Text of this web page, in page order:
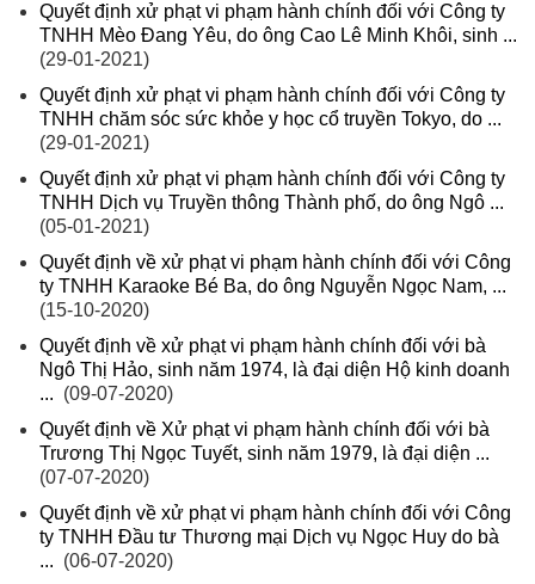
Quyết định xử phạt vi phạm hành chính đối với Công ty
TNHH Mèo Đang Yêu, do ông Cao Lê Minh Khôi, sinh ...
(29-01-2021)
Quyết định xử phạt vi phạm hành chính đối với Công ty
TNHH chăm sóc sức khỏe y học cổ truyền Tokyo, do ...
(29-01-2021)
Quyết định xử phạt vi phạm hành chính đối với Công ty
TNHH Dịch vụ Truyền thông Thành phố, do ông Ngô ...
(05-01-2021)
Quyết định về xử phạt vi phạm hành chính đối với Công
ty TNHH Karaoke Bé Ba, do ông Nguyễn Ngọc Nam, ...
(15-10-2020)
Quyết định về xử phạt vi phạm hành chính đối với bà
Ngô Thị Hảo, sinh năm 1974, là đại diện Hộ kinh doanh
... (09-07-2020)
Quyết định về Xử phạt vi phạm hành chính đối với bà
Trương Thị Ngọc Tuyết, sinh năm 1979, là đại diện ...
(07-07-2020)
Quyết định về xử phạt vi phạm hành chính đối với Công
ty TNHH Đầu tư Thương mại Dịch vụ Ngọc Huy do bà
... (06-07-2020)